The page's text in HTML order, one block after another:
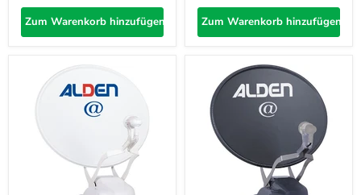
Zum Warenkorb hinzufügen Zum Warenkorb hinzufügen